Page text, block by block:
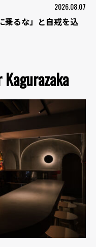
2026.08.07
乗るな」と自戒を込